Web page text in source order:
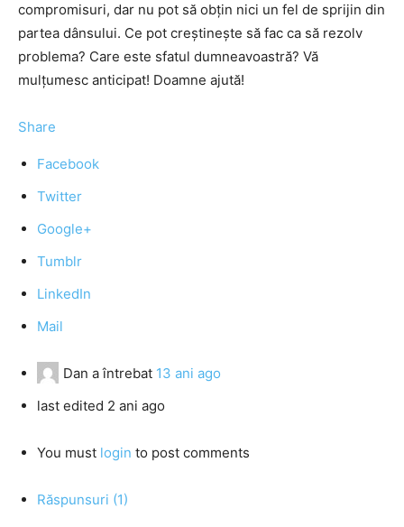
compromisuri, dar nu pot să obţin nici un fel de sprijin din
partea dânsului. Ce pot creştineşte să fac ca să rezolv
problema? Care este sfatul dumneavoastră? Vă
mulţumesc anticipat! Doamne ajută!
Share
Facebook
Twitter
Google+
Tumblr
LinkedIn
Mail
Dan a întrebat 13 ani ago
last edited 2 ani ago
You must login to post comments
Răspunsuri (1)